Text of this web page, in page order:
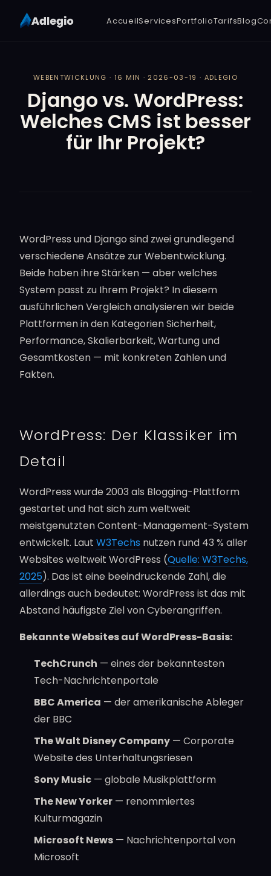
AccueilServicesPortfolioTarifsBlog
WEBENTWICKLUNG · 16 MIN · 2026-03-19 · ADLEGIO
Django vs. WordPress:
Welches CMS ist besser
für Ihr Projekt?
WordPress und Django sind zwei grundlegend
verschiedene Ansätze zur Webentwicklung.
Beide haben ihre Stärken — aber welches
System passt zu Ihrem Projekt? In diesem
ausführlichen Vergleich analysieren wir beide
Plattformen in den Kategorien Sicherheit,
Performance, Skalierbarkeit, Wartung und
Gesamtkosten — mit konkreten Zahlen und
Fakten.
WordPress: Der Klassiker im
Detail
WordPress wurde 2003 als Blogging-Plattform
gestartet und hat sich zum weltweit
meistgenutzten Content-Management-System
entwickelt. Laut W3Techs nutzen rund 43 % aller
Websites weltweit WordPress (Quelle: W3Techs,
2025). Das ist eine beeindruckende Zahl, die
allerdings auch bedeutet: WordPress ist das mit
Abstand häufigste Ziel von Cyberangriffen.
Bekannte Websites auf WordPress-Basis:
TechCrunch — eines der bekanntesten
Tech-Nachrichtenportale
BBC America — der amerikanische Ableger
der BBC
The Walt Disney Company — Corporate
Website des Unterhaltungsriesen
Sony Music — globale Musikplattform
The New Yorker — renommiertes
Kulturmagazin
Microsoft News — Nachrichtenportal von
Microsoft